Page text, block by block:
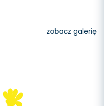
zobacz galerię